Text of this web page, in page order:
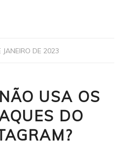
JANEIRO DE 2023
USA OS
DO